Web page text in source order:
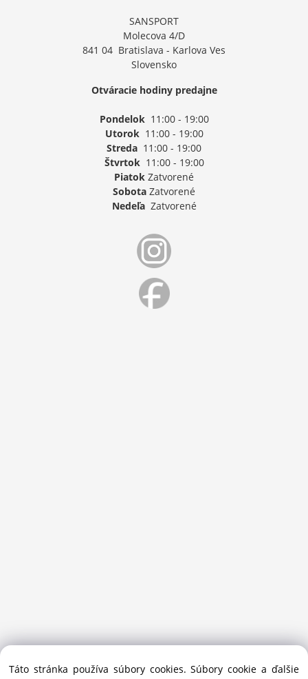
SANSPORT
Molecova 4/D
841 04 Bratislava - Karlova Ves
Slovensko
Otváracie hodiny predajne
Pondelok11:00 - 19:00
Utorok11:00 - 19:00
Streda 11:00 - 19:00
Štvrtok11:00 - 19:00
Piatok Zatvorené
Sobota Zatvorené
NedeľaZatvorené
bežecké lyžovanie.
Táto stránka používa súbory cookies. Súbory cookie a ďalšie